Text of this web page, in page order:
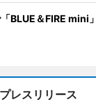
BLUE＆FIRE
プレスリリース